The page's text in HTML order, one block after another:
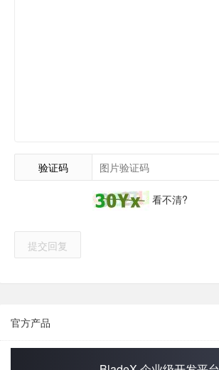
验证码
看不清?
提交回复
官方产品